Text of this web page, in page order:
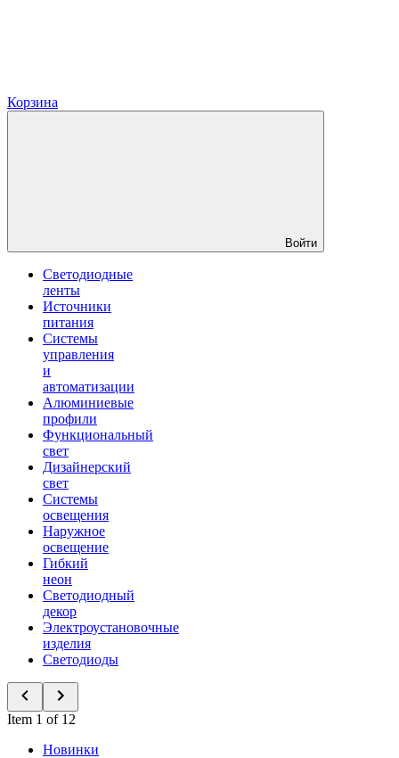
Корзина
Войти
Светодиодные
ленты
Источники
питания
Системы
управления
и
автоматизации
Алюминиевые
профили
Функциональный
свет
Дизайнерский
свет
Системы
освещения
Наружное
освещение
Гибкий
неон
Светодиодный
декор
Электроустановочные
изделия
Светодиоды
Item 1 of 12
Новинки